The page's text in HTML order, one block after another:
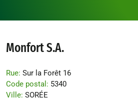
Monfort S.A.
Rue: Sur la Forêt 16
Code postal: 5340
Ville: SORÉE